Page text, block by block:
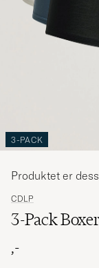
3-PACK
CDLP
3-Pack
,-
Produktet er